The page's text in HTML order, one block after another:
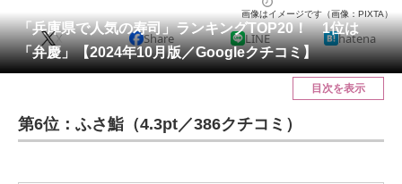
会員記事
メディア
ITの今と未来を見通す
「兵庫県で人気の寿司」ランキングTOP20！ 1位は
「弁慶」【2024年10月版／Googleクチコミ】
画像はイメージです（画像：PIXTA）
X Share LINE hatena
目次を表示
第6位：ふさ鮨（4.3pt／386クチコミ）